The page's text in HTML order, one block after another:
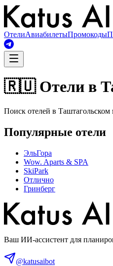
ОтелиАвиабилетыПромокоды
🇷🇺 Отели в
Поиск отелей в
Популярные отели
ЭльГора
Wow. Aparts & SPA
SkiPark
Отлично
Гринберг
Ваш ИИ-ассистент для
@katusaibot